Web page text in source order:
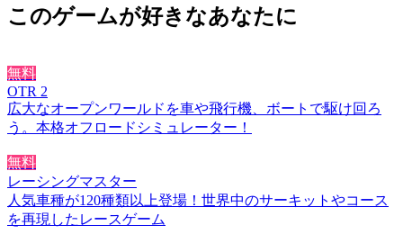
このゲームが好きなあなたに
無料
OTR 2
広大なオープンワールドを車や飛行機、ボートで駆け回ろ
う。本格オフロードシミュレーター！
無料
レーシングマスター
人気車種が120種類以上登場！世界中のサーキットやコース
を再現したレースゲーム